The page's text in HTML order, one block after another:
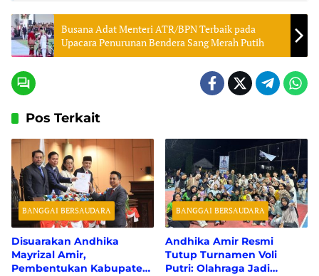
Busana Adat Menteri ATR/BPN Terbaik pada
Upacara Penurunan Bendera Sang Merah Putih
Pos Terkait
BANGGAI BERSAUDARA
Disuarakan Andhika
Mayrizal Amir,
Pembentukan Kabupaten
BANGGAI BERSAUDARA
Andhika Amir Resmi
Tutup Turnamen Voli
Putri: Olahraga Jadi